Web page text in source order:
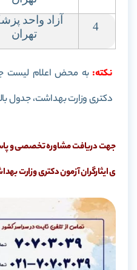
4
آزاد واحد
تهران
نکته: به محض اعلام لیست
دکتری وزارت بهداشت، جدول
جهت دریافت مشاوره تخصصی و
ی ایثارگران آزمون دکتری وزارت